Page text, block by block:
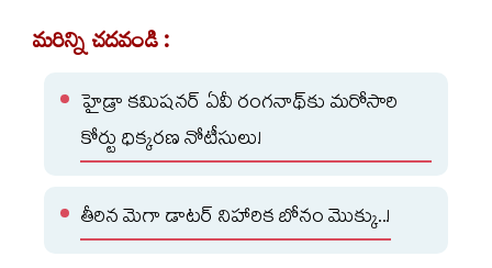
మరిన్ని చదవండి :
హైడ్రా కమిషనర్ ఏవీ రంగనాథ్‌కు మరోసారి
కోర్టు ధిక్కరణ నోటీసులు!
తీరిన మెగా డాటర్ నిహారిక బోనం మొక్కు..!